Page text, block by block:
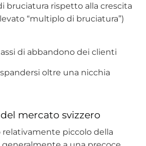
bruciatura rispetto alla crescita
“multiplo di bruciatura”)
di abbandono dei clienti
oltre una nicchia
mercato svizzero
piccolo della